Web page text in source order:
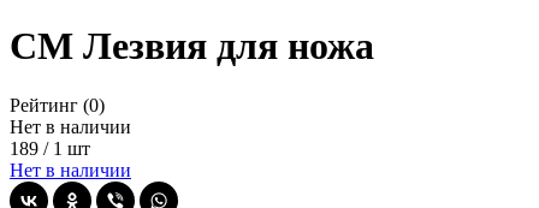
СМ Лезвия для ножа
Рейтинг (0)
Нет в наличии
189 / 1 шт
Нет в наличии